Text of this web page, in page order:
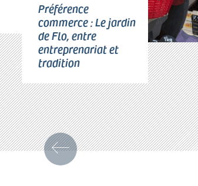
Préférence
commerce : Le jardin
de Flo, entre
entreprenariat et
tradition